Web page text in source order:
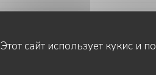
Этот сайт использует кукис и